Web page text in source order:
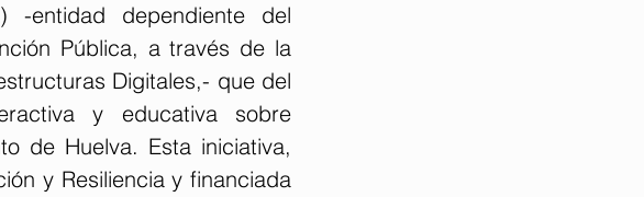
-entidad dependiente del
Pública, a través de la
Digitales,- que del
y educativa sobre
de Huelva. Esta iniciativa,
y Resiliencia y financiada